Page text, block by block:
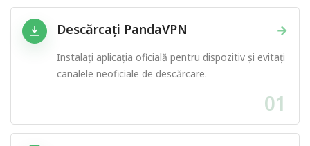
→
Descărcați PandaVPN
Instalați aplicația oficială pentru dispozitiv și evitați
canalele neoficiale de descărcare.
01